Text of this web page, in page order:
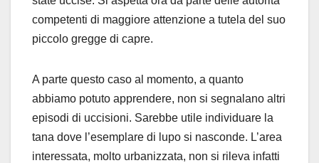
competenti di maggiore attenzione a tutela del suo
piccolo gregge di capre.
A parte questo caso al momento, a quanto
abbiamo potuto apprendere, non si segnalano altri
episodi di uccisioni. Sarebbe utile individuare la
tana dove l’esemplare di lupo si nasconde. L’area
interessata, molto urbanizzata, non si rileva infatti